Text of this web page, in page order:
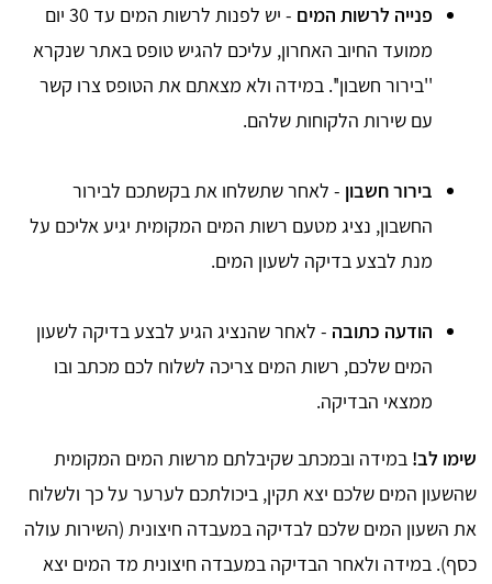
פנייה לרשות המים
- יש לפנות לרשות המים עד 30 יום
ממועד החיוב האחרון, עליכם להגיש טופס באתר שנקרא
''בירור חשבון''. במידה ולא מצאתם את הטופס צרו קשר
עם שירות הלקוחות שלהם.
בירור חשבון - לאחר שתשלחו את בקשתכם לבירור
החשבון, נציג מטעם רשות המים המקומית יגיע אליכם על
מנת לבצע בדיקה לשעון המים.
הודעה כתובה - לאחר שהנציג הגיע לבצע בדיקה לשעון
המים שלכם, רשות המים צריכה לשלוח לכם מכתב ובו
ממצאי הבדיקה.
שימו לב! במידה ובמכתב שקיבלתם מרשות המים המקומית
שהשעון המים שלכם יצא תקין, ביכולתכם לערער על כך ולשלוח
את השעון המים שלכם לבדיקה במעבדה חיצונית (השירות עולה
כסף). במידה ולאחר הבדיקה במעבדה חיצונית מד המים יצא